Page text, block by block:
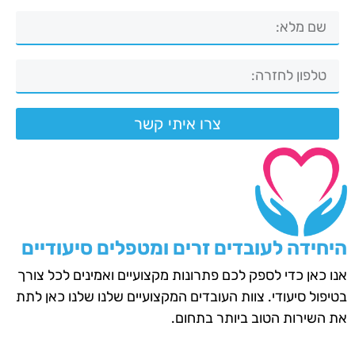
צרו איתי קשר
היחידה לעובדים זרים ומטפלים סיעודיים
אנו כאן כדי לספק לכם פתרונות מקצועיים ואמינים לכל צורך
בטיפול סיעודי. צוות העובדים המקצועיים שלנו שלנו כאן לתת
את השירות הטוב ביותר בתחום.